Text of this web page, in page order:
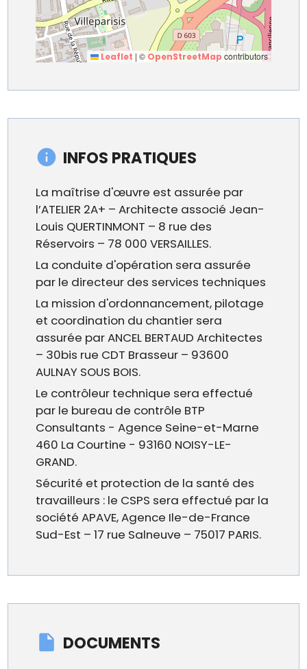
Leaflet | ©OpenStreetMap contributors
INFOS PRATIQUES
La maîtrise d'œuvre est assurée par
l’ATELIER 2A+ – Architecte associé Jean-
Louis QUERTINMONT – 8 rue des
Réservoirs – 78 000 VERSAILLES.
La conduite d'opération sera assurée
par le directeur des services techniques
La mission d'ordonnancement, pilotage
et coordination du chantier sera
assurée par ANCEL BERTAUD Architectes
– 30bis rue CDT Brasseur – 93600
AULNAY SOUS BOIS.
Le contrôleur technique sera effectué
par le bureau de contrôle BTP
Consultants - Agence Seine-et-Marne
460 La Courtine - 93160 NOISY-LE-
GRAND.
Sécurité et protection de la santé des
travailleurs : le CSPS sera effectué par la
société APAVE, Agence Ile-de-France
Sud-Est – 17 rue Salneuve – 75017 PARIS.
DOCUMENTS